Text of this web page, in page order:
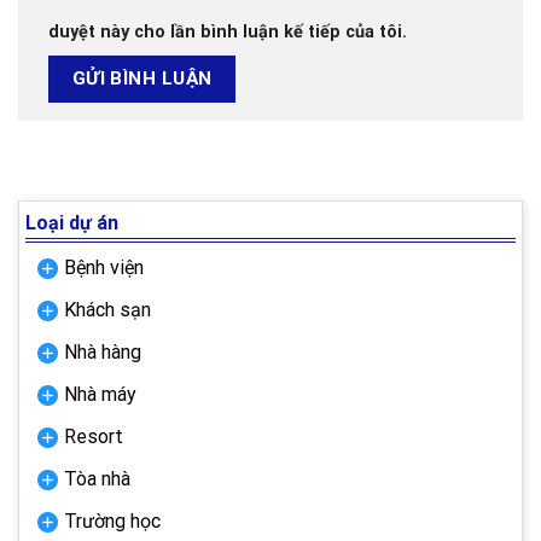
duyệt này cho lần bình luận kế tiếp của tôi.
Loại dự án
Bệnh viện
Khách sạn
Nhà hàng
Nhà máy
Resort
Tòa nhà
Trường học